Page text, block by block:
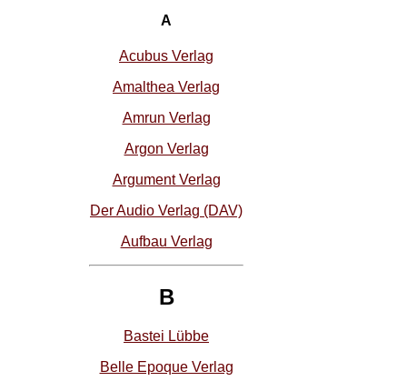
A
Acubus Verlag
Amalthea Verlag
Amrun Verlag
Argon Verlag
Argument Verlag
Der Audio Verlag (DAV)
Aufbau Verlag
B
Bastei Lübbe
Belle Epoque Verlag